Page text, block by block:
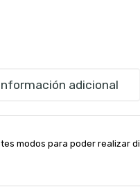
adicional
modos para poder realizar